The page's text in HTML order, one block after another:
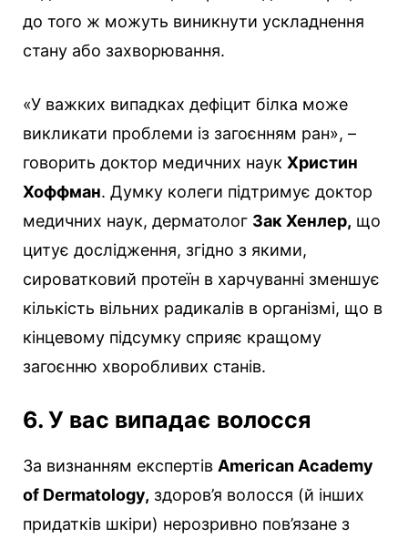
до того ж можуть виникнути ускладнення
стану або захворювання.
«У важких випадках дефіцит білка може
викликати проблеми із загоєнням ран», –
говорить доктор медичних наук Христин
Хоффман. Думку колеги підтримує доктор
медичних наук, дерматолог Зак Хенлер, що
цитує дослідження, згідно з якими,
сироватковий протеїн в харчуванні зменшує
кількість вільних радикалів в організмі, що в
кінцевому підсумку сприяє кращому
загоєнню хворобливих станів.
6. У вас випадає волосся
За визнанням експертів American Academy
of Dermatology, здоров’я волосся (й інших
придатків шкіри) нерозривно пов’язане з